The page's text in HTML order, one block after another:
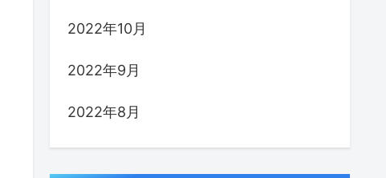
2022年10月
2022年9月
2022年8月